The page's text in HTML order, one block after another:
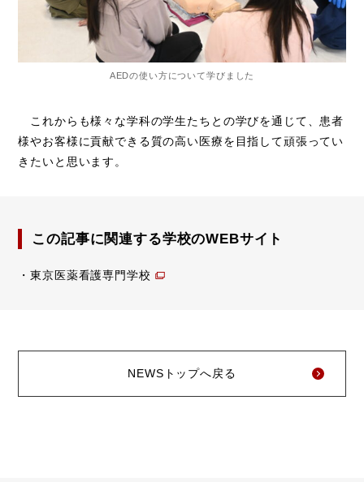
AEDの使い方について学びました
これからも様々な学科の学生たちとの学びを通じて、患者
様やお客様に貢献できる質の高い医療を目指して頑張ってい
きたいと思います。
この記事に関連する学校のWEBサイト
東京医薬看護専門学校
NEWSトップへ戻る